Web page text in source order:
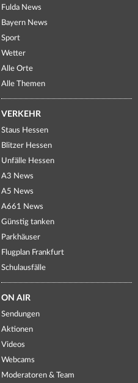
Fulda News
Bayern News
Sport
Wetter
Alle Orte
Alle Themen
VERKEHR
Staus Hessen
Blitzer Hessen
Unfälle Hessen
A3 News
A5 News
A661 News
Günstig tanken
Parkhäuser
Flugplan Frankfurt
Schulausfälle
ON AIR
Sendungen
Aktionen
Videos
Webcams
Moderatoren & Team